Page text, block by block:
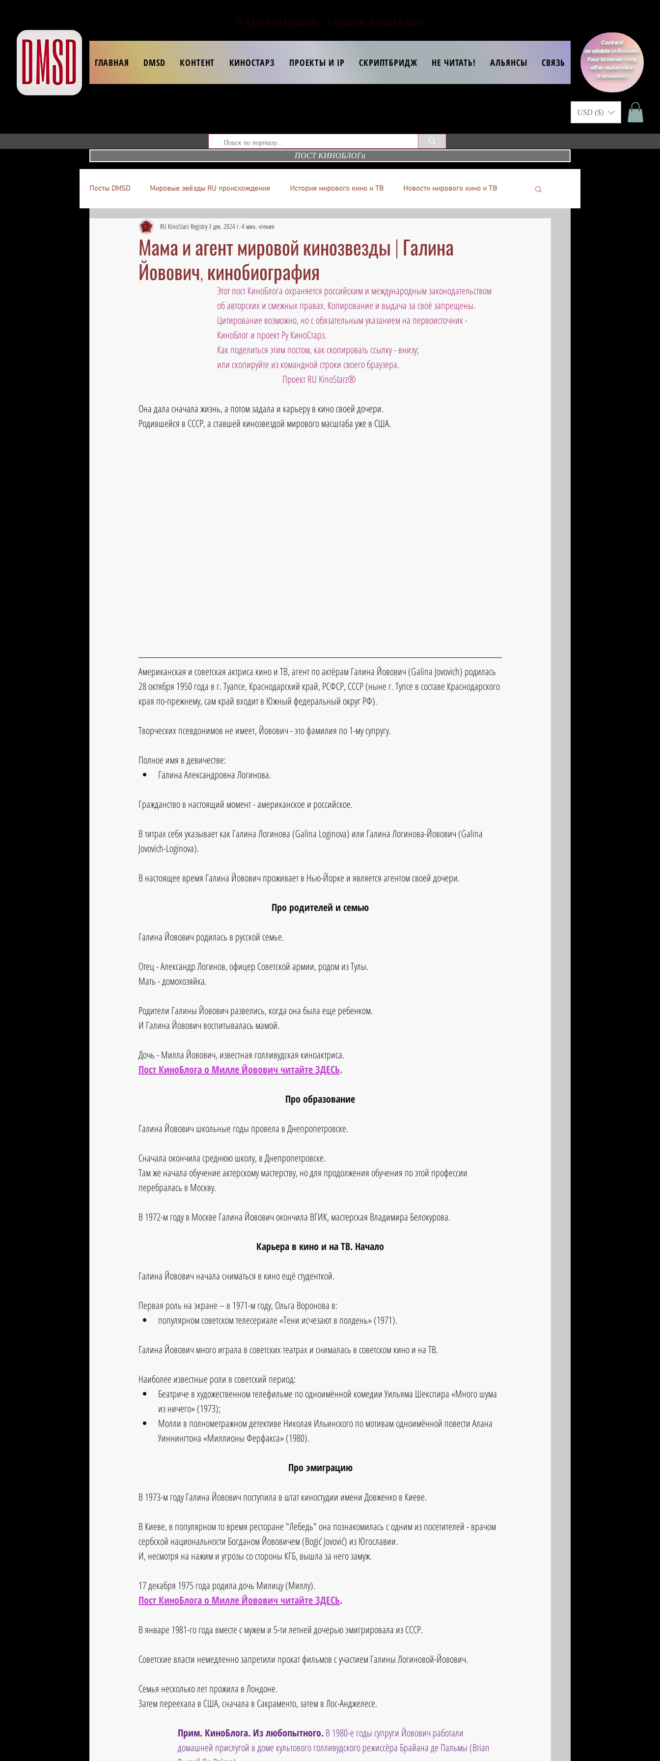
От идеи и исследования — к созданию, упаковке и рынку
ГЛАВНАЯ DMSD КОНТЕНТ КИНОСТАРЗ ПРОЕКТЫ И IP СКРИПТБРИДЖ НЕ ЧИТАТЬ! АЛЬЯНСЫ СВЯЗЬ
Content
available in Russian.
Your browser may
offer automatic
translation.
USD ($)
ПОСТ КИНОБЛОГа
Посты DMSD Мировые звёзды RU происхождения История мирового кино и ТВ Новости мирового кино и ТВ
Мама и агент мировой кинозвезды | Галина
Йовович, кинобиография
RU KinoStarz Registry3 дек. 2024 г. 4 мин. чтения
Этот пост КиноБлога охраняется российским и международным законодательством
об авторских и смежных правах. Копирование и выдача за своё запрещены.
Цитирование возможно, но с обязательным указанием на первоисточник -
КиноБлог и проект Ру КиноСтарз.
Как поделиться этим постом, как скопировать ссылку - внизу;
или скопируйте из командной строки своего браузера.
Проект RU KinoStarz®
Она дала сначала жизнь, а потом задала и карьеру в кино своей дочери.
Родившейся в СССР, а ставшей кинозвездой мирового масштаба уже в США.
Американская и советская актриса кино и ТВ, агент по актёрам Галина Йовович (Galina Jovovich) родилась
28 октября 1950 года в г. Туапсе, Краснодарский край, РСФСР, СССР (ныне г. Тупсе в составе Краснодарского
края по-прежнему, сам край входит в Южный федеральный округ РФ).
Творческих псевдонимов не имеет, Йовович - это фамилия по 1-му супругу.
Полное имя в девичестве:
Галина Александровна Логинова.
Гражданство в настоящий момент - американское и российское.
В титрах себя указывает как Галина Логинова (Galina Loginova) или Галина Логинова-Йовович (Galina
Jovovich-Loginova).
В настоящее время Галина Йовович проживает в Нью-Йорке и является агентом своей дочери.
Про родителей и семью
Галина Йовович родилась в русской семье.
Отец - Александр Логинов, офицер Советской армии, родом из Тулы.
Мать - домохозяйка.
Родители Галины Йовович развелись, когда она была еще ребенком.
И Галина Йовович воспитывалась мамой.
Дочь - Милла Йовович, известная голливудская киноактриса.
Пост КиноБлога о Милле Йовович читайте ЗДЕСЬ.
Про образование
Галина Йовович школьные годы провела в Днепропетровске.
Сначала окончила среднюю школу, в Днепропетровске.
Там же начала обучение актерскому мастерству, но для продолжения обучения по этой профессии
перебралась в Москву.
В 1972-м году в Москве Галина Йовович окончила ВГИК, мастерская Владимира Белокурова.
Карьера в кино и на ТВ. Начало
Галина Йовович начала сниматься в кино ещё студенткой.
Первая роль на экране – в 1971-м году, Ольга Воронова в:
популярном советском телесериале «Тени исчезают в полдень» (1971).
Галина Йовович много играла в советских театрах и снималась в советском кино и на ТВ.
Наиболее известные роли в советский период:
Беатриче в художественном телефильме по одноимённой комедии Уильяма Шекспира «Много шума
из ничего» (1973);
Молли в полнометражном детективе Николая Ильинского по мотивам одноимённой повести Алана
Уиннингтона «Миллионы Ферфакса» (1980).
Про эмиграцию
В 1973-м году Галина Йовович поступила в штат киностудии имени Довженко в Киеве.
В Киеве, в популярном то время ресторане "Лебедь" она познакомилась с одним из посетителей - врачом
сербской национальности Богданом Йововичем (Bogić Jovović) из Югославии.
И, несмотря на нажим и угрозы со стороны КГБ, вышла за него замуж.
17 декабря 1975 года родила дочь Милицу (Миллу).
Пост КиноБлога о Милле Йовович читайте ЗДЕСЬ.
В январе 1981-го года вместе с мужем и 5-ти летней дочерью эмигрировала из СССР.
Советские власти немедленно запретили прокат фильмов с участием Галины Логиновой-Йовович.
Семья несколько лет прожила в Лондоне.
Затем переехала в США, сначала в Сакраменто, затем в Лос-Анджелесе.
Прим. КиноБлога. Из любопытного. В 1980-е годы супруги Йовович работали
домашней прислугой в доме культового голливудского режиссёра Брайана де Пальмы (Brian